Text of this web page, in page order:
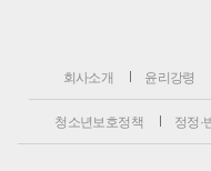
회사소개 윤리강령
청소년보호정책 정정·